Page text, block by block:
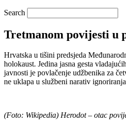
Search
Tretmanom povijesti u
Hrvatska u tišini predsjeda
holokaust. Jedina jasna gesta
javnosti je povlačenje udžbenika za
ne uklapa u službeni narativ
(Foto: Wikipedia) Herodot – otac